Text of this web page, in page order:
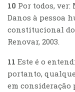
10 Por todos, ver:
Danos à pessoa
constitucional
Renovar, 2003.
11 Este é o
portanto,
em